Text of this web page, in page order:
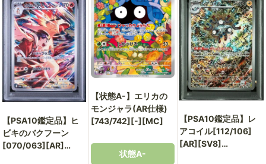
通
販
部
【PSA10鑑定品】ヒ
ビキのバクフーン
[070/063][AR]
【状態A-】エリカの
モンジャラ(AR仕様)
[743/742][-][MC]
状態A-
【PSA10鑑定品】レ
アコイル[112/106]
[AR][SV8]